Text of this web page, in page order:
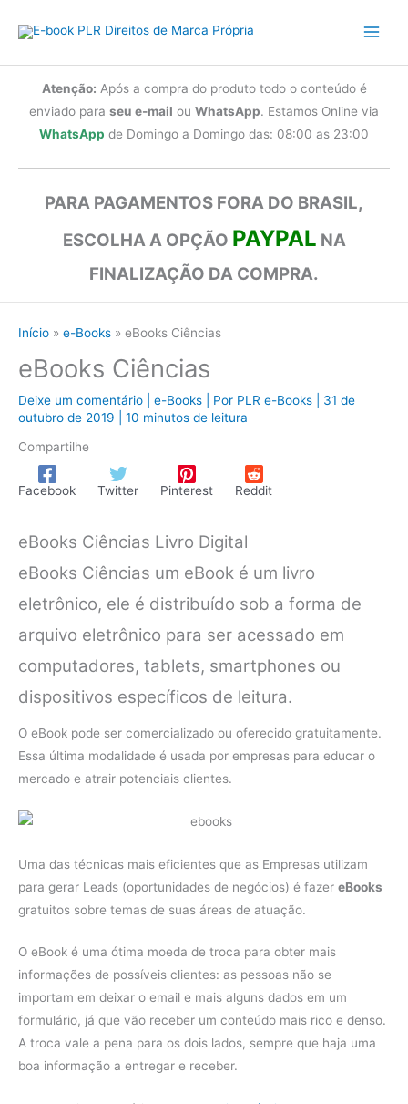
para
Atenção: Após a compra do produto todo o conteúdo é
enviado para seu e-mail ou WhatsApp. Estamos Online via
WhatsApp de Domingo a Domingo das: 08:00 as 23:00
PARA PAGAMENTOS FORA DO BRASIL,
ESCOLHA A OPÇÃO PAYPAL NA
FINALIZAÇÃO DA COMPRA.
Início e-Books eBooks Ciências
eBooks Ciências
Deixe um comentário e-Books | Por PLR e-Books
31 de
outubro de 2019
10 minutos de leitura
Compartilhe
Facebook Twitter Pinterest Reddit
eBooks Ciências Livro Digital
eBooks Ciências um eBook é um livro
eletrônico, ele é distribuído sob a forma de
arquivo eletrônico para ser acessado em
computadores, tablets, smartphones ou
dispositivos específicos de leitura.
O eBook pode ser comercializado ou oferecido gratuitamente.
Essa última modalidade é usada por empresas para educar o
mercado e atrair potenciais clientes.
Uma das técnicas mais eficientes que as Empresas utilizam
para gerar Leads (oportunidades de negócios) é fazer eBooks
gratuitos sobre temas de suas áreas de atuação.
O eBook é uma ótima moeda de troca para obter mais
informações de possíveis clientes: as pessoas não se
importam em deixar o email e mais alguns dados em um
formulário, já que vão receber um conteúdo mais rico e denso.
A troca vale a pena para os dois lados, sempre que haja uma
boa informação a entregar e receber.